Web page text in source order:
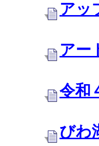
アッ
アー
令和
びわ